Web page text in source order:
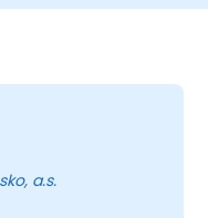
a.s.